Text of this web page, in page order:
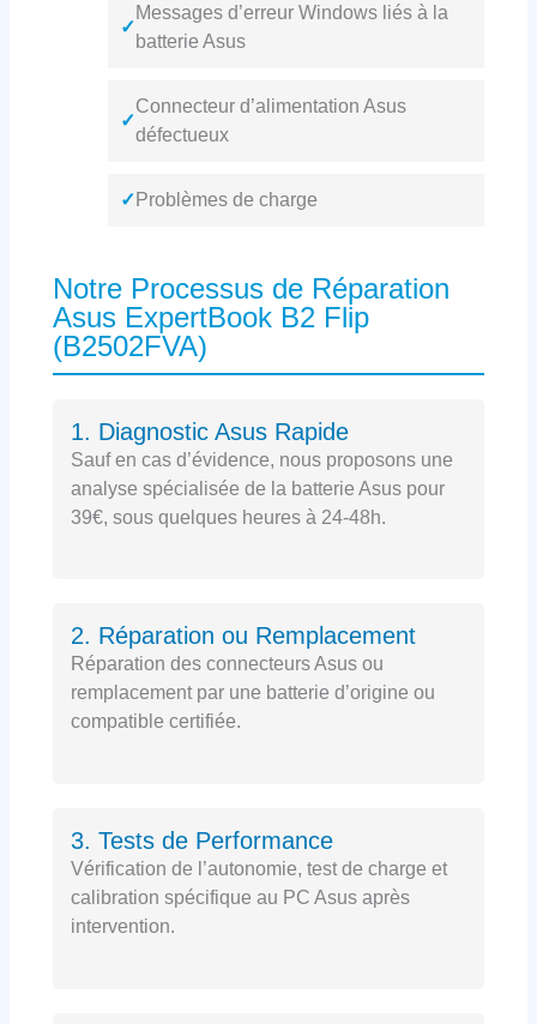
✓
Messages d’erreur Windows liés à la
batterie Asus
✓
Connecteur d’alimentation Asus
défectueux
✓ Problèmes de charge
Notre Processus de Réparation
Asus ExpertBook B2 Flip
(B2502FVA)
1. Diagnostic Asus Rapide
Sauf en cas d’évidence, nous proposons une
analyse spécialisée de la batterie Asus pour
39€, sous quelques heures à 24-48h.
2. Réparation ou Remplacement
Réparation des connecteurs Asus ou
remplacement par une batterie d’origine ou
compatible certifiée.
3. Tests de Performance
Vérification de l’autonomie, test de charge et
calibration spécifique au PC Asus après
intervention.